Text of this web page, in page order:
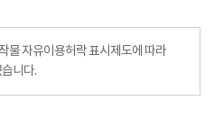
물 자유이용허락 표시제도에 따라
니다.